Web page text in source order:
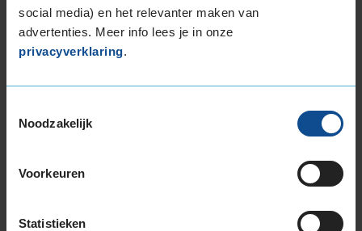
social media) en het relevanter maken van
advertenties. Meer info lees je in onze
privacyverklaring.
Noodzakelijk
Voorkeuren
Statistieken
Winterband 215/50 R17 95V
70dB
€ 211,00